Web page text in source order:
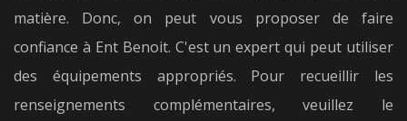
matière. Donc, on peut vous proposer de faire
confiance à Ent Benoit. C'est un expert qui peut utiliser
des équipements appropriés. Pour recueillir les
renseignements complémentaires, veuillez le